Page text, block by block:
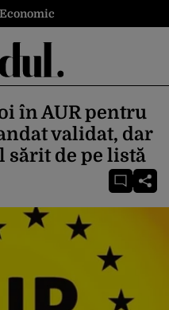
Economic
în AUR pentru
validat, dar
sărit de pe listă